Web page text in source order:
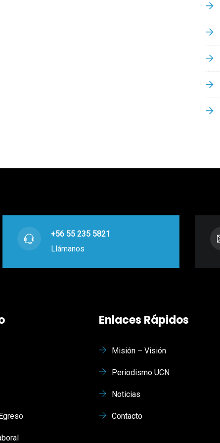
+56 55 235 5821
Llámanos
Enlaces Rápidos
Misión – Visión
Periodismo UCN
Noticias
Contacto